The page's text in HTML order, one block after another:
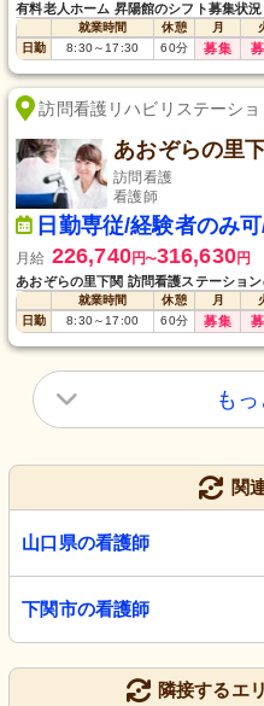
有料老人ホーム 昇陽館のシフト募集状況
就業時間 休憩 月
日勤
8:30～17:30 60分 募集
訪問看護リハビリステーシ
あおぞらの里
訪問看護
看護師
日勤専従/経験者のみ
月給 226,740円〜316,630円
あおぞらの里下関 訪問看護ステーショ
就業時間 休憩 月
日勤
8:30～17:00 60分 募集
も
関
山口県の看護師
下関市の看護師
隣接するエ